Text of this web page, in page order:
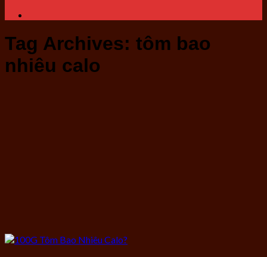
Tag Archives: tôm bao
nhiêu calo